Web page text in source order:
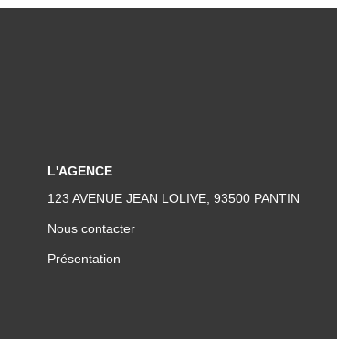
L'AGENCE
123 AVENUE JEAN LOLIVE, 93500 PANTIN
Nous contacter
Présentation